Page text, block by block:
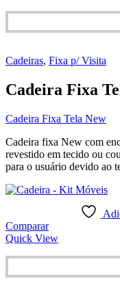
Cadeiras, Fixa p/ Visita
Cadeira Fixa
Cadeira Fixa Tela New
Cadeira fixa New com
revestido em tecido ou
para o usuário devido ao
Comparar
Quick View